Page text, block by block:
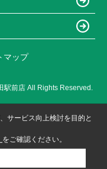
マップ
前店 All Rights Reserved.
サービス向上検討を目的と
をご確認ください。